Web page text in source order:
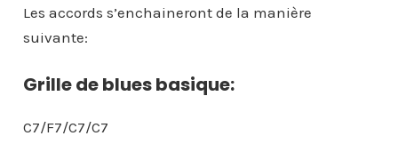
Les accords s’enchaineront de la manière
suivante:
Grille de blues basique:
C7/F7/C7/C7